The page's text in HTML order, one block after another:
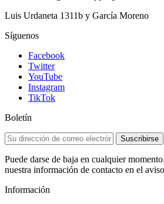
Luis Urdaneta 1311b y García Moreno
Síguenos
Facebook
Twitter
YouTube
Instagram
TikTok
Boletín
Suscribirse
Puede darse de baja en cualquier
nuestra información de contacto en el
Información